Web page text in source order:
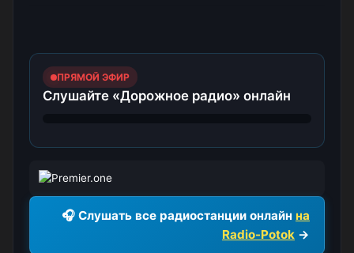
ПРЯМОЙ ЭФИР
Слушайте «Дорожное радио» онлайн
🎧 Слушать все радиостанции онлайн на
Radio-Potok →